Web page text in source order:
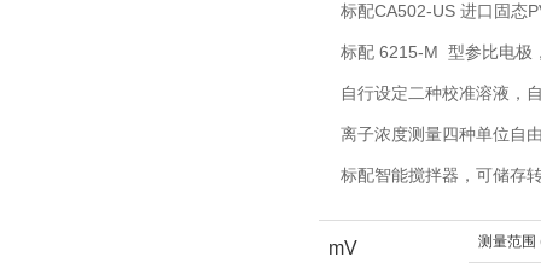
标配CA502-US 进口固态
标配 6215-M 型参比电极
自行设定二种校准溶液，
离子浓度测量四种单位自
标配智能搅拌器，可储存
mV 测量范围